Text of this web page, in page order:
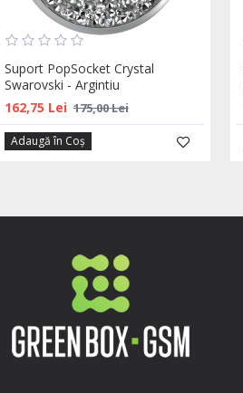
Suport PopSocket Crystal
Swarovski - Argintiu
162,75 Lei 175,00 Lei
Adaugă în Coş